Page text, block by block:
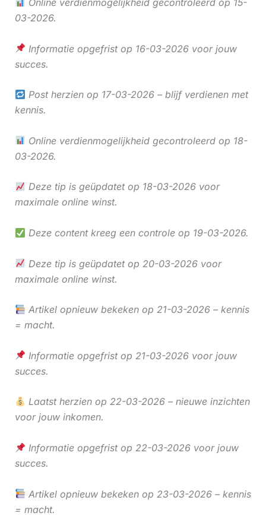
Online verdienmogelijkheid gecontroleerd op 15-
03-2026.
Informatie opgefrist op 16-03-2026 voor jouw
succes.
Post herzien op 17-03-2026 – blijf verdienen met
kennis.
Online verdienmogelijkheid gecontroleerd op 18-
03-2026.
Deze tip is geüpdatet op 18-03-2026 voor
maximale online winst.
Deze content kreeg een controle op 19-03-2026.
Deze tip is geüpdatet op 20-03-2026 voor
maximale online winst.
Artikel opnieuw bekeken op 21-03-2026 – kennis
= macht.
Informatie opgefrist op 21-03-2026 voor jouw
succes.
Laatst herzien op 22-03-2026 – nieuwe inzichten
voor jouw inkomen.
Informatie opgefrist op 22-03-2026 voor jouw
succes.
Artikel opnieuw bekeken op 23-03-2026 – kennis
= macht.